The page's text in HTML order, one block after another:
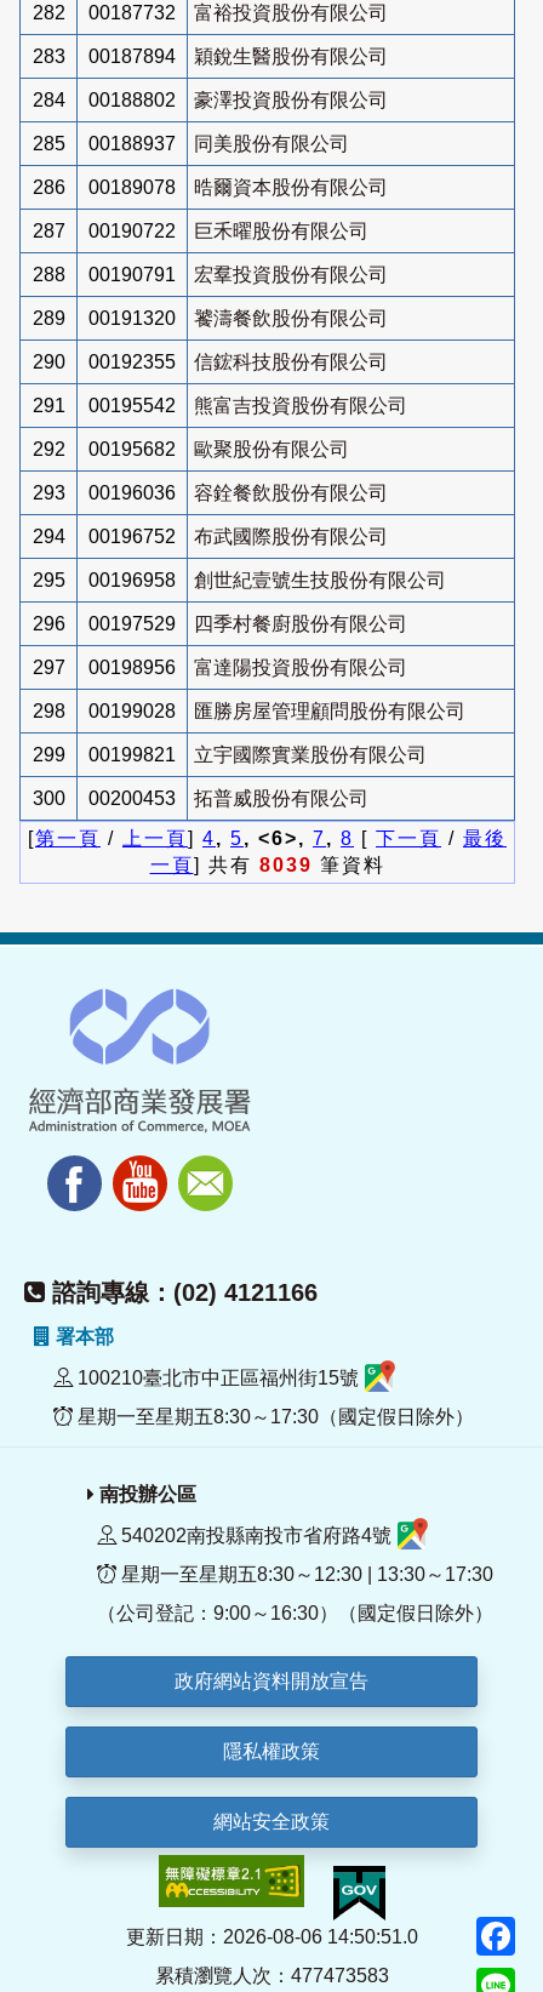
282 00187732 富裕投資股份有限公司
283 00187894 穎銳生醫股份有限公司
284 00188802 豪澤投資股份有限公司
285 00188937 同美股份有限公司
286 00189078 晧爾資本股份有限公司
287 00190722 巨禾曜股份有限公司
288 00190791 宏羣投資股份有限公司
289 00191320 饕濤餐飲股份有限公司
290 00192355 信鋐科技股份有限公司
291 00195542 熊富吉投資股份有限公司
292 00195682 歐聚股份有限公司
293 00196036 容銓餐飲股份有限公司
294 00196752 布武國際股份有限公司
295 00196958 創世紀壹號生技股份有限公司
296 00197529 四季村餐廚股份有限公司
297 00198956 富達陽投資股份有限公司
298 00199028 匯勝房屋管理顧問股份有限公司
299 00199821 立宇國際實業股份有限公司
300 00200453
拓普威股份有限公司
[第一頁 / 上一頁] 4, 5, <6>, 7, 8 [ 下一頁 / 最後
一頁] 共有 8039 筆資料
諮詢專線：(02) 4121166
署本部
100210臺北市中正區福州街15號
星期一至星期五8:30～17:30（國定假日除外）
南投辦公區
540202南投縣南投市省府路4號
星期一至星期五8:30～12:30 | 13:30～17:30
（公司登記：9:00～16:30）（國定假日除外）
政府網站資料開放宣告
隱私權政策
網站安全政策
更新日期：2026-08-06 14:50:51.0
累積瀏覽人次：477473583